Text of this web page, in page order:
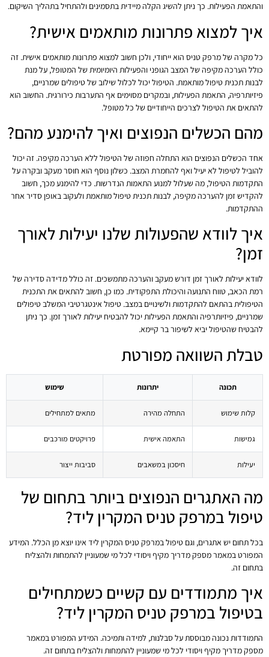
והתאמת הפעילות. כך ניתן להשיג הקלה מיידית בתסמינים ולהתחיל בתהליך השיקום.
איך למצוא פתרונות מותאמים אישית?
כל מקרה של מרפק טניס הוא ייחודי, ולכן חשוב למצוא פתרונות מותאמים אישית. זה
כולל הערכה מקיפה של המצב הגופני והפעילות היומיומית של המטופל, על מנת
לבנות תכנית טיפול מותאמת. הטיפול יכול לכלול שילוב של טיפולים שמרניים,
פיזיותרפיה, התאמת הפעילות, ובמקרים מסוימים אף התערבות כירורגית. החשוב הוא
להתאים את הטיפול לצרכים הייחודיים של כל מטופל.
מהם הכשלים הנפוצים ואיך להימנע מהם?
אחד הכשלים הנפוצים הוא התחלה חפוזה של הטיפול ללא הערכה מקיפה. זה יכול
להוביל לטיפול לא יעיל ואף להחמרת המצב. כשלון נוסף הוא חוסר מעקב ובקרה על
התקדמות הטיפול, מה שעלול למנוע התאמות הנדרשות. כדי להימנע מכך, חשוב
להקדיש זמן להערכה מקיפה, לבנות תכנית טיפול מותאמת ולעקוב באופן סדיר אחר
ההתקדמות.
איך לוודא שהפעולות שלנו יעילות לאורך
זמן?
לוודא יעילות לאורך זמן דורש מעקב והערכה מתמשכים. זה כולל מדידה סדירה של
רמת הכאב, טווח התנועה והיכולת התפקודית. כמו כן, חשוב להתאים את התכנית
הטיפולית בהתאם להתקדמות ולשינויים במצב. טיפול אינטגרטיבי המשלב טיפולים
שמרניים, פיזיותרפיה והתאמת הפעילות יכול להבטיח יעילות לאורך זמן. כך ניתן
להבטיח שהטיפול יביא לשיפור בר קיימא.
טבלת השוואה מפורטת
תכונה יתרונות שימוש
קלות שימוש התחלה מהירה מתאים למתחילים
גמישות התאמה אישית פרויקטים מורכבים
יעילות חיסכון במשאבים סביבות ייצור
מה האתגרים הנפוצים ביותר בתחום של
טיפול במרפק טניס המקרין ליד?
בכל תחום יש אתגרים, וגם טיפול במרפק טניס המקרין ליד אינו יוצא מן הכלל. המידע
המפורט במאמר מספק מדריך מקיף ויסודי לכל מי שמעוניין להתמחות ולהצליח
בתחום זה.
איך מתמודדים עם קשיים כשמתחילים
בטיפול במרפק טניס המקרין ליד?
התמודדות נכונה מבוססת על סבלנות, למידה ותמיכה. המידע המפורט במאמר
מספק מדריך מקיף ויסודי לכל מי שמעוניין להתמחות ולהצליח בתחום זה.